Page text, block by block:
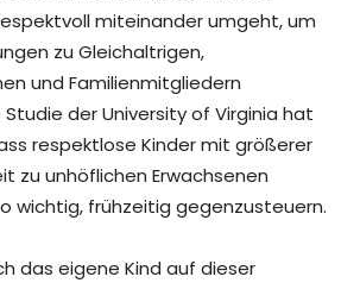
miteinander umgeht, um
zu Gleichaltrigen,
und Familienmitgliedern
Studie der University of Virginia hat
respektlose Kinder mit größerer
zu unhöflichen Erwachsenen
wichtig, frühzeitig gegenzusteuern.
das eigene Kind auf dieser